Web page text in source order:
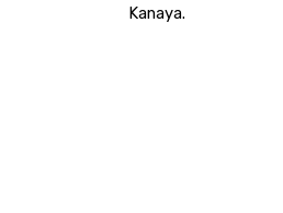
Kanaya.